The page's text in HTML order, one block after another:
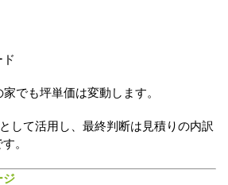
でも坪単価は変動します。
して活用し、最終判断は見積りの内訳
。
ジ